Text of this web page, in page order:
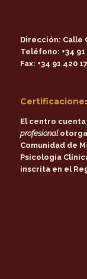
Dirección: Calle
Teléfono: +34
Fax: +34 91 420
El centro
profesional
Comunidad de
Psicología
inscrita en el